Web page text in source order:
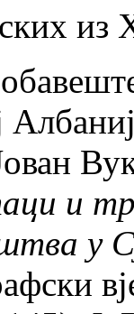
из
и
у